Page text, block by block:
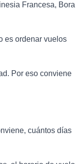
Francesa, Bora
es ordenar vuelos
Por eso conviene
cuántos días